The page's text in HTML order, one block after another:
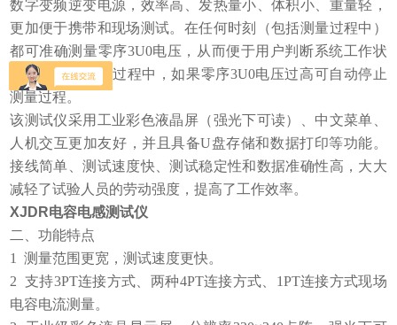
数字变频逆变电源，效率高、发热量小、体积小、重量轻，
更加便于携带和现场测试。在任何时刻（包括测量过程中）
都可准确测量零序3U0电压，从而便于用户判断系统工作状
态；并且在测试过程中，如果零序3U0电压过高可自动停止
测量过程。
该测试仪采用工业彩色液晶屏（强光下可读）、中文菜单、
人机交互更加友好，并且具备U盘存储和数据打印等功能。
接线简单、测试速度快、测试稳定性和数据准确性高，大大
减轻了试验人员的劳动强度，提高了工作效率。
XJDR电容电感测试仪
二、功能特点
1 测量范围更宽，测试速度更快。
2 支持3PT连接方式、两种4PT连接方式、1PT连接方式现场
电容电流测量。